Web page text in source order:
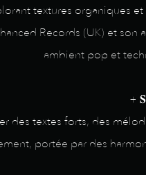
textures organiques
Records (UK) et
ambient pop et
+
des textes forts, des
portée par des